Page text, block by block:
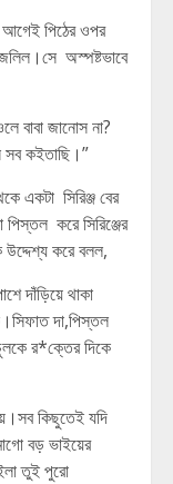
আগেই পিঠের ওপর
অস্পষ্টভাবে
বাবা জানোস না?
সব কইতাছি।”
একটা সিরিঞ্জ বের
করে সিরিঞ্জের
উদ্দেশ্য করে বলল,
দাঁড়িয়ে থাকা
দা,পিস্তল
র*ক্তের দিকে
কিছুতেই যদি
বড় ভাইয়ের
তুই পুরো